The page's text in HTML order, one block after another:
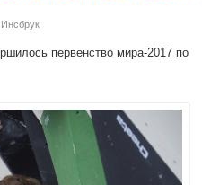
Инсбрук
первенство мира-2017 по